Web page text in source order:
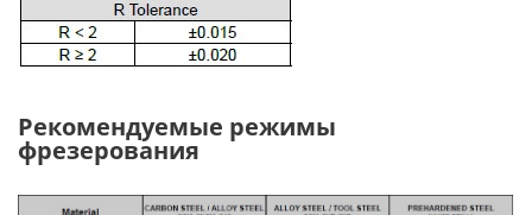
Рекомендуемые режимы
фрезерования